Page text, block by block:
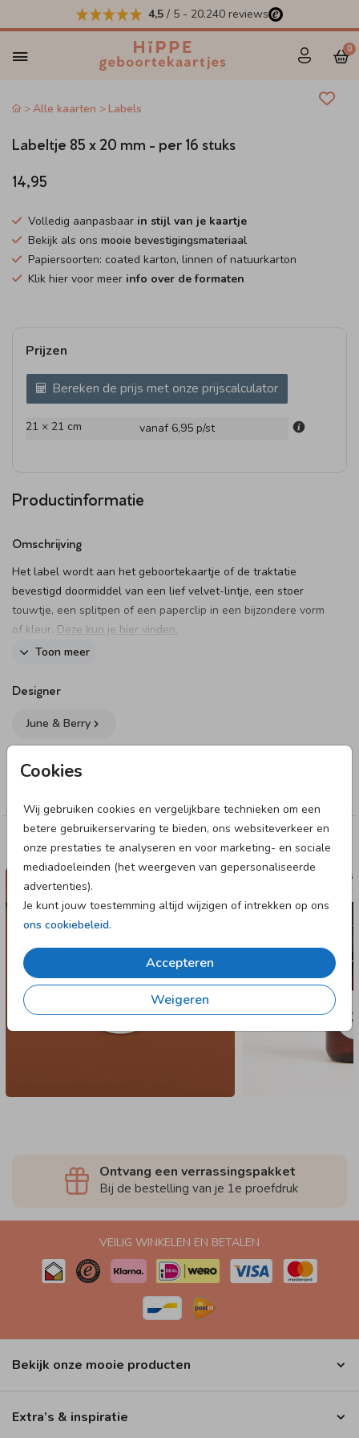
4,5 / 5 - 20.240 reviews
0
Cookies
Wij gebruiken cookies en vergelijkbare technieken om een
betere gebruikerservaring te bieden, ons websiteverkeer en
onze prestaties te analyseren en voor marketing- en sociale
mediadoeleinden (het weergeven van gepersonaliseerde
advertenties).
Je kunt jouw toestemming altijd wijzigen of intrekken op ons
ons cookiebeleid.
Accepteren
Weigeren
Alle kaarten Labels
Labeltje 85 x 20 mm - per 16 stuks
14,95
Volledig aanpasbaar in stijl van je kaartje
Bekijk als ons mooie bevestigingsmateriaal
Papiersoorten: coated karton, linnen of natuurkarton
Klik hier voor meer info over de formaten
Prijzen
Bereken de prijs met onze prijscalculator
21 × 21 cm vanaf 6,95 p/st
Productinformatie
Omschrijving
Het label wordt aan het geboortekaartje of de traktatie
bevestigd doormiddel van een lief velvet-lintje, een stoer
touwtje, een splitpen of een paperclip in een bijzondere vorm
of kleur. Deze kun je hier vinden.
bevestigingsmaterialen
geboortekaartjes of traktaties thuis krijgt, zet je ze hiermee
zelf in elkaar.
• 16 labels per vel.
• Formaat: 85 x 50 mm.
• Geen gaatje.
• Papiersoort: coated karton.
Toon meer
Designer
June & Berry
Collectie
Deze designs vind je misschien ook leuk
SLUITSTICKER
Ontvang een verrassingspakket
Bij de bestelling van je 1e proefdruk
VEILIG WINKELEN EN BETALEN
Bekijk onze mooie producten
Extra’s & inspiratie